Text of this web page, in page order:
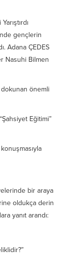
gençlerin
Adana ÇEDES
Nasuhi Bilmen
dokunan önemli
Eğitimi”
bir araya
oldukça derin
yanıt arandı: